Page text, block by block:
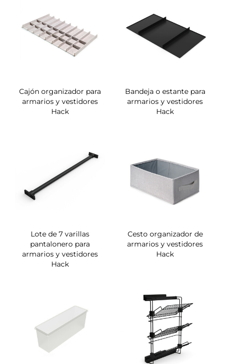
Cajón organizador para
armarios y vestidores
Hack
Bandeja o estante para
armarios y vestidores
Hack
Lote de 7 varillas
pantalonero para
armarios y vestidores
Hack
Cesto organizador de
armarios y vestidores
Hack